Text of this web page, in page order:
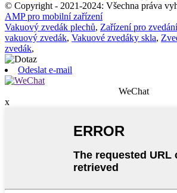
© Copyright - 2021-2024: Všechna práva
AMP pro mobilní zařízení
Vakuový zvedák plechů, Zařízení pro
vakuový zvedák, Vakuové zvedáky skla,
zvedák,
Odeslat e-mail
WeChat
x